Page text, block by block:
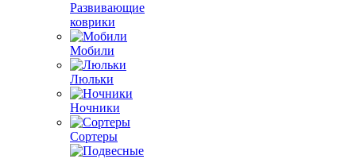
Развивающие
коврики
Мобили
Люльки
Ночники
Сортеры